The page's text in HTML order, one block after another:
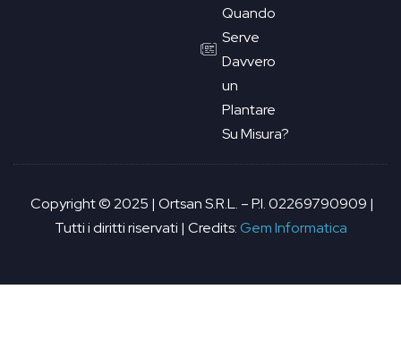
Quando
Serve
Davvero
un
Plantare
Su Misura?
Copyright © 2025 | Ortsan S.R.L. – P.I. 02269790909 |
Tutti i diritti riservati | Credits:Gem Informatica